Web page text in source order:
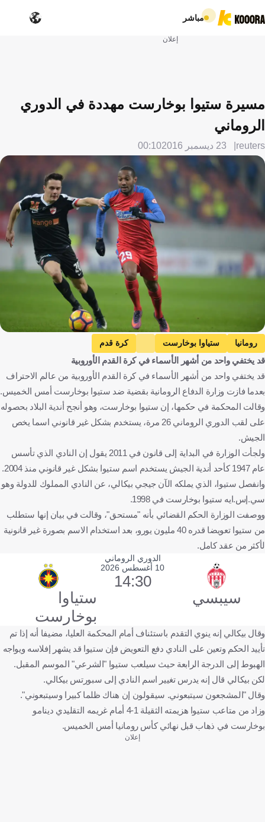
مباشر
إعلان
مسيرة ستيوا بوخارست مهددة في الدوري
الروماني
reuters 23 ديسمبر 2016 00:10
رومانيا ستياوا بوخارست كرة قدم
قد يختفي واحد من أشهر الأسماء في كرة القدم الأوروبية
قد يختفي واحد من أشهر الأسماء في كرة القدم الأوروبية من عالم الاحتراف
بعدما فازت وزارة الدفاع الرومانية بقضية ضد ستيوا بوخارست أمس الخميس.
وقالت المحكمة في حكمها، إن ستيوا بوخارست، وهو أنجح أندية البلاد بحصوله
على لقب الدوري الروماني 26 مرة، يستخدم بشكل غير قانوني اسما يخص
الجيش.
ولجأت الوزارة في البداية إلى قانون في 2011 يقول إن النادي الذي تأسس
عام 1947 كأحد أندية الجيش يستخدم اسم ستيوا بشكل غير قانوني منذ 2004.
وانفصل ستيوا، الذي يملكه الآن جيجي بيكالي، عن النادي المملوك للدولة وهو
سي.إس.ايه ستيوا بوخارست في 1998.
ووصفت الوزارة الحكم القضائي بأنه "مستحق"، وقالت في بيان إنها ستطلب
من ستيوا تعويضا قدره 40 مليون يورو، بعد استخدام الاسم بصورة غير قانونية
لأكثر من عقد كامل.
الدوري الروماني
سيبسي
10 أغسطس 2026
14:30
ستياوا
بوخارست
وقال بيكالي إنه ينوي التقدم باستئناف أمام المحكمة العليا، مضيفا أنه إذا تم
تأييد الحكم وتعين على النادي دفع التعويض فإن ستيوا قد يشهر إفلاسه ويواجه
الهبوط إلى الدرجة الرابعة حيث سيلعب ستيوا "الشرعي" الموسم المقبل.
لكن بيكالي قال إنه يدرس تغيير اسم النادي إلى سبورتس بيكالي.
وقال "المشجعون سيتبعوني. سيقولون إن هناك ظلما كبيرا وسيتبعوني".
وزاد من متاعب ستيوا هزيمته الثقيلة 1-4 أمام غريمه التقليدي دينامو
بوخارست في ذهاب قبل نهائي كأس رومانيا أمس الخميس.
إعلان